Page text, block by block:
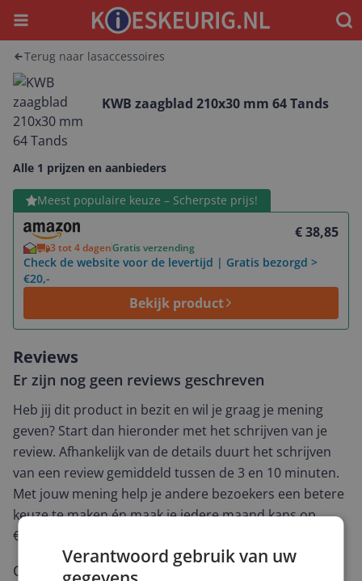
Menu
Terug naar lasaccessoires
KWB zaagblad 210x30 mm 64 Tands
Alle 1 prijzen en aanbieders
Meest populaire keuze – Scherpste prijs!
€ 38,85
3 tot 4 dagenGratis verzending
Check de website voor de levertijd | Gratis bezorgd >
€20,-
Bekijk product
Bekijk product
Reviews
Er zijn nog geen reviews geschreven
Heb jij dit product in bezit en wil je graag je mening
geven? Start dan hieronder met het schrijven van je
review. Afhankelijk van de details duurt het schrijven
van een review gemiddeld tussen de 3 en 10 minuten.
Met jouw mening help je andere bezoekers een betere
keuze te maken én maak je iedere maand kans op
€250,-!
Cijfer
Verantwoord gebruik van uw